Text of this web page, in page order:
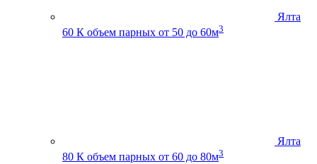
Ялта
60 К объем парных от 50 до 60м3
Ялта
80 К объем парных от 60 до 80м3